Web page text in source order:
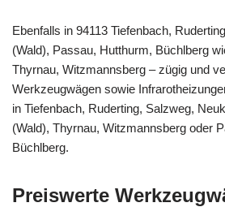
Ebenfalls in 94113 Tiefenbach,
(Wald), Passau, Hutthurm, Büchlberg
Thyrnau, Witzmannsberg – zügig und
Werkzeugwägen sowie
in Tiefenbach, Ruderting, Salzweg,
(Wald), Thyrnau, Witzmannsberg oder
Büchlberg.
Preiswerte